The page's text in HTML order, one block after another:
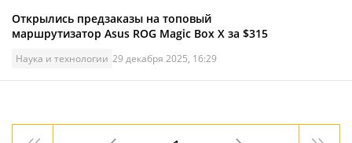
Открылись предзаказы на топовый
маршрутизатор Asus ROG Magic Box X за $315
Наука и технологии 29 декабря 2025, 16:29